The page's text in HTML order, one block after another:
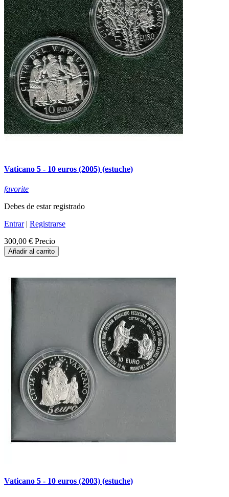
Vaticano 5 - 10 euros (2005) (estuche)
favorite
Debes de estar registrado
Entrar| Registrarse
300,00 € Precio
Añadir al carrito
Vaticano 5 - 10 euros (2003) (estuche)